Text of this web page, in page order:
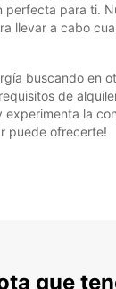
perfecta para ti.
llevar a cabo
buscando en
de
experimenta la
puede ofrecerte!
que